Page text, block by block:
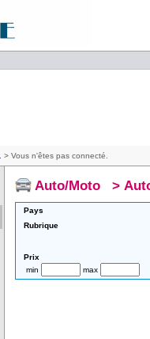
> Vous n'êtes pas connecté.
Auto/Moto >
Pays
Rubrique
Prix
min
max